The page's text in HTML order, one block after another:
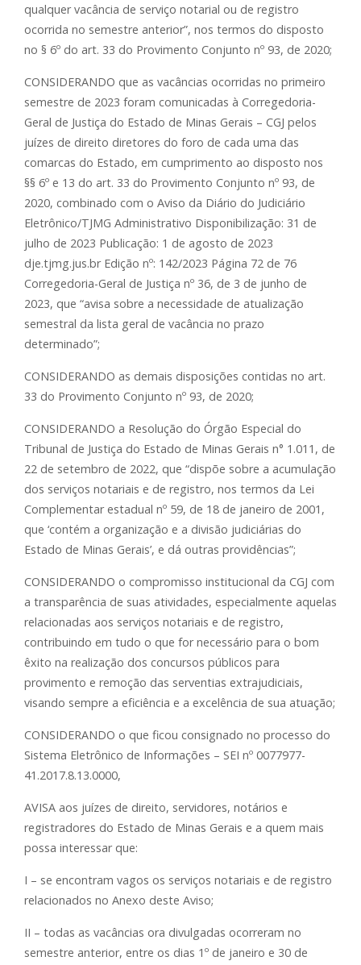
qualquer vacância de serviço notarial ou de registro
ocorrida no semestre anterior”, nos termos do disposto
no § 6º do art. 33 do Provimento Conjunto nº 93, de 2020;
CONSIDERANDO que as vacâncias ocorridas no primeiro
semestre de 2023 foram comunicadas à Corregedoria-
Geral de Justiça do Estado de Minas Gerais – CGJ pelos
juízes de direito diretores do foro de cada uma das
comarcas do Estado, em cumprimento ao disposto nos
§§ 6º e 13 do art. 33 do Provimento Conjunto nº 93, de
2020, combinado com o Aviso da Diário do Judiciário
Eletrônico/TJMG Administrativo Disponibilização: 31 de
julho de 2023 Publicação: 1 de agosto de 2023
dje.tjmg.jus.br Edição nº: 142/2023 Página 72 de 76
Corregedoria-Geral de Justiça nº 36, de 3 de junho de
2023, que “avisa sobre a necessidade de atualização
semestral da lista geral de vacância no prazo
determinado”;
CONSIDERANDO as demais disposições contidas no art.
33 do Provimento Conjunto nº 93, de 2020;
CONSIDERANDO a Resolução do Órgão Especial do
Tribunal de Justiça do Estado de Minas Gerais n° 1.011, de
22 de setembro de 2022, que “dispõe sobre a acumulação
dos serviços notariais e de registro, nos termos da Lei
Complementar estadual nº 59, de 18 de janeiro de 2001,
que ‘contém a organização e a divisão judiciárias do
Estado de Minas Gerais’, e dá outras providências”;
CONSIDERANDO o compromisso institucional da CGJ com
a transparência de suas atividades, especialmente aquelas
relacionadas aos serviços notariais e de registro,
contribuindo em tudo o que for necessário para o bom
êxito na realização dos concursos públicos para
provimento e remoção das serventias extrajudiciais,
visando sempre a eficiência e a excelência de sua atuação;
CONSIDERANDO o que ficou consignado no processo do
Sistema Eletrônico de Informações – SEI nº 0077977-
41.2017.8.13.0000,
AVISA aos juízes de direito, servidores, notários e
registradores do Estado de Minas Gerais e a quem mais
possa interessar que:
I – se encontram vagos os serviços notariais e de registro
relacionados no Anexo deste Aviso;
II – todas as vacâncias ora divulgadas ocorreram no
semestre anterior, entre os dias 1º de janeiro e 30 de